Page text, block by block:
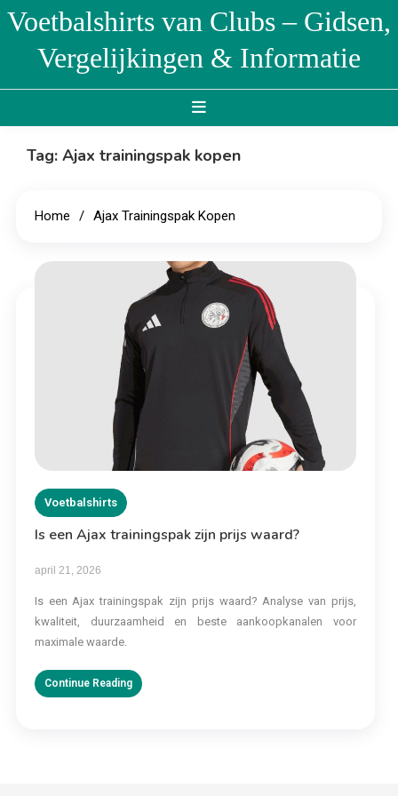
Skip
content
Voetbalshirts van Clubs – Gidsen,
Vergelijkingen & Informatie
Tag:Ajax trainingspak kopen
Home Ajax Trainingspak Kopen
Voetbalshirts
Is een Ajax trainingspak zijn prijs waard?
april 21, 2026
Is een Ajax trainingspak zijn prijs waard? Analyse van prijs,
kwaliteit, duurzaamheid en beste aankoopkanalen voor
maximale waarde.
Continue Reading